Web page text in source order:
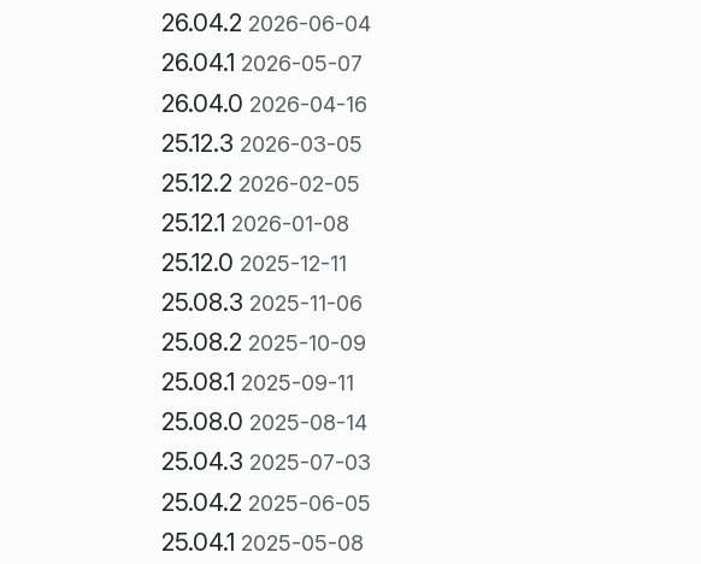
26.04.2 2026-06-04
26.04.1 2026-05-07
26.04.0 2026-04-16
25.12.3 2026-03-05
25.12.2 2026-02-05
25.12.1 2026-01-08
25.12.0 2025-12-11
25.08.3 2025-11-06
25.08.2 2025-10-09
25.08.1 2025-09-11
25.08.0 2025-08-14
25.04.3 2025-07-03
25.04.2 2025-06-05
25.04.1 2025-05-08